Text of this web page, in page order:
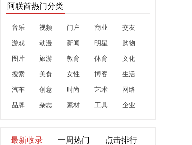
阿联酋热门分类
音乐 视频 门户 商业 交友
游戏 动漫 新闻 明星 购物
图片 旅游 教育 体育 文化
搜索 美食 女性 博客 生活
汽车 创意 时尚 艺术 网络
品牌 杂志 素材 工具 企业
最新收录 一周热门 点击排行